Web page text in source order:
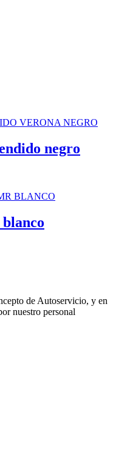
negro
de Autoservicio, y en
nuestro personal